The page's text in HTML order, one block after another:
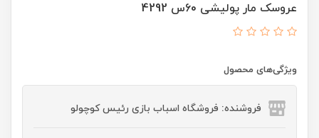
عروسک مار پولیشی 60س 4292
ویژگی‌های محصول
فروشنده: فروشگاه اسباب بازی رئیس کوچولو